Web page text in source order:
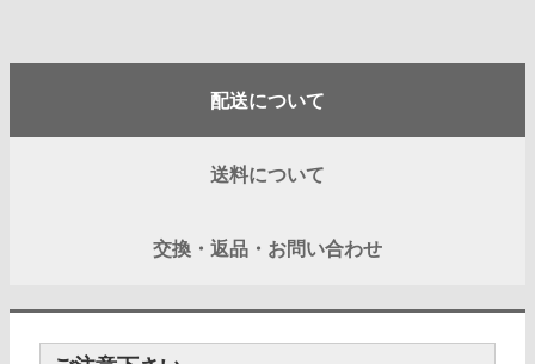
配送について
送料について
交換・返品・お問い合わせ